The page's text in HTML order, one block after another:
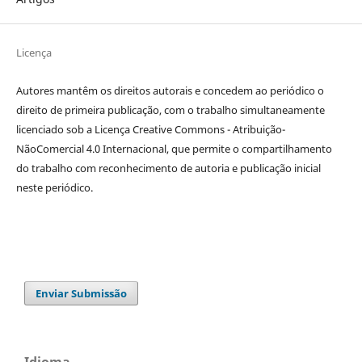
Licença
Autores mantêm os direitos autorais e concedem ao periódico o
direito de primeira publicação, com o trabalho simultaneamente
licenciado sob a Licença Creative Commons - Atribuição-
NãoComercial 4.0 Internacional, que permite o compartilhamento
do trabalho com reconhecimento de autoria e publicação inicial
neste periódico.
Enviar Submissão